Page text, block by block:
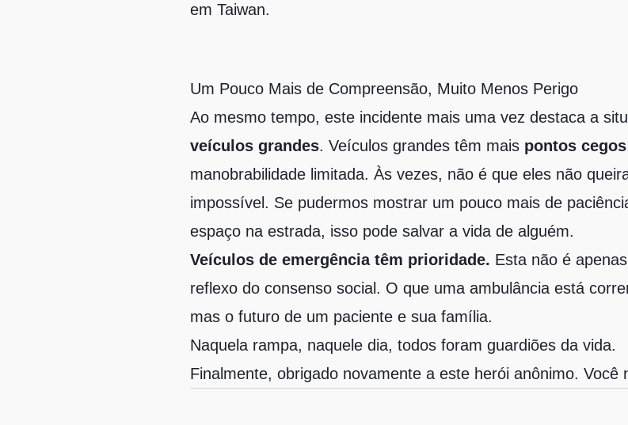
em Taiwan.
Um Pouco Mais de Compreensão, Muito Menos Perigo
Ao mesmo tempo, este incidente mais uma vez destaca a
veículos grandes. Veículos grandes têm mais pontos cegos
manobrabilidade limitada. Às vezes, não é que eles não
impossível. Se pudermos mostrar um pouco mais de
espaço na estrada, isso pode salvar a vida de alguém.
Veículos de emergência têm prioridade. Esta não é
reflexo do consenso social. O que uma ambulância está
mas o futuro de um paciente e sua família.
Naquela rampa, naquele dia, todos foram guardiões da vida.
Finalmente, obrigado novamente a este herói anônimo. Você